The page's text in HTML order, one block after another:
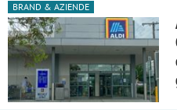
BRAND & AZIENDE